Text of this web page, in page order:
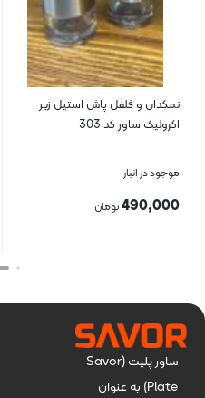
نمکدان و فلفل پاش استیل زیر
اکرولیک ساور کد 303
موجود در انبار
490,000تومان
ساور پلیت (Savor
Plate) به عنوان